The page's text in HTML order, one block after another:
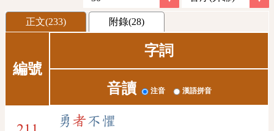
正文(233) 附錄(28)
編號
字詞
音讀 注音 漢語拼音
勇 者不懼